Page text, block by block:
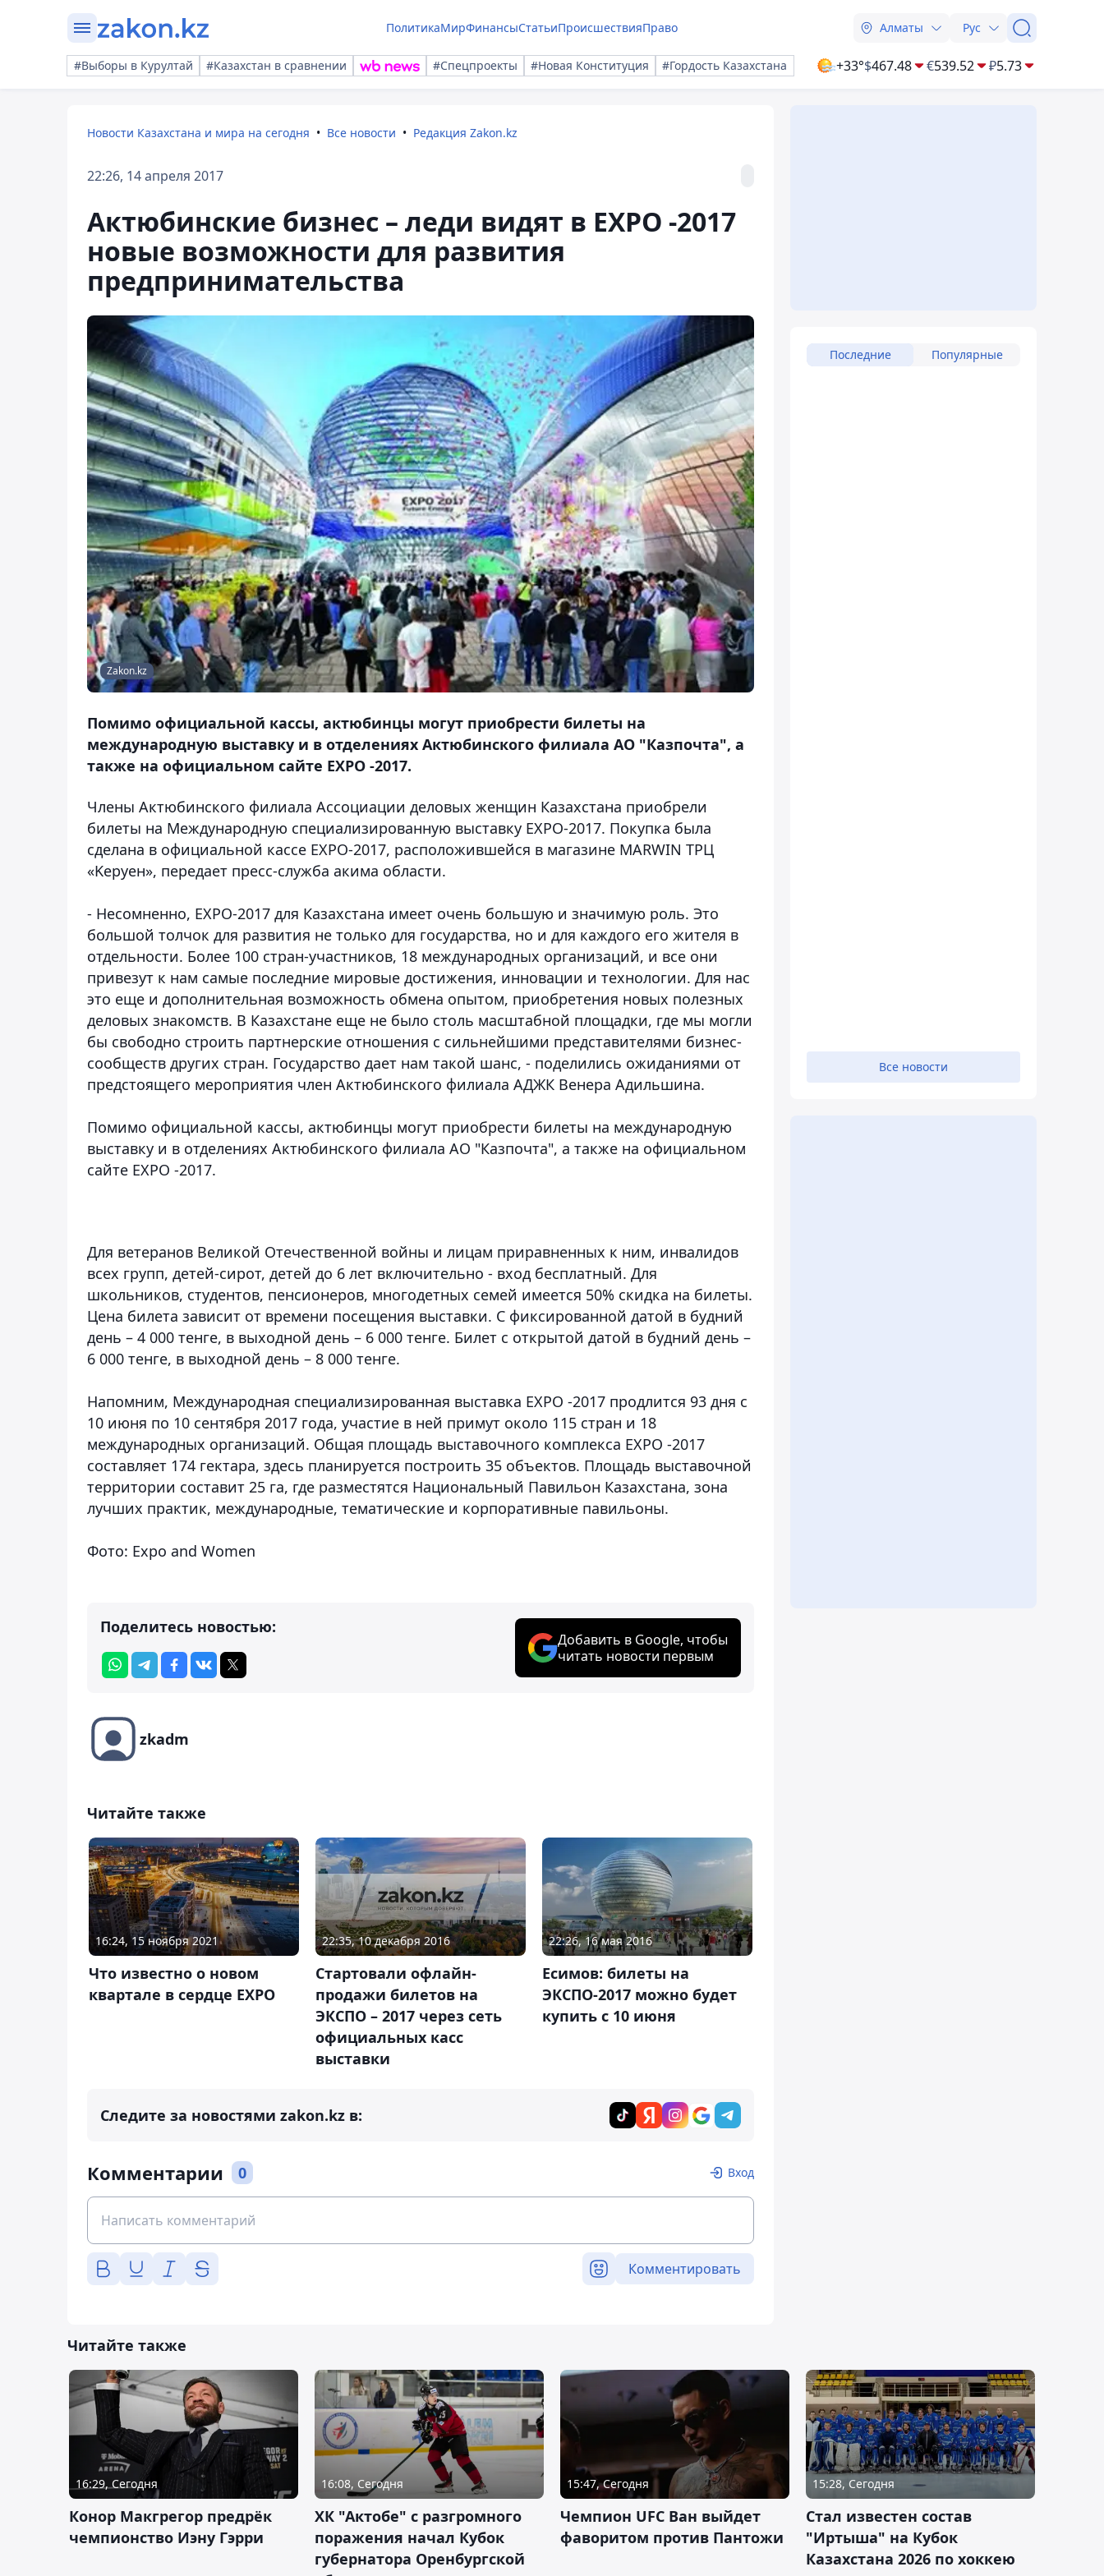
ПолитикаМирФинансыСтатьиПроисшествияПраво Алматы Рус
#Выборы в Курултай #Казахстан в сравнении #Спецпроекты #Новая Конституция #Гордость Казахстана +33°$467.48 €539.52 ₽5.73
Новости Казахстана и мира на сегодня Все новости Редакция Zakon.kz
22:26, 14 апреля 2017
Актюбинские бизнес – леди видят в EXPO -2017
новые возможности для развития
предпринимательства
Zakon.kz
Помимо официальной кассы, актюбинцы могут приобрести билеты на
международную выставку и в отделениях Актюбинского филиала АО "Казпочта", а
также на официальном сайте EXPO -2017.
Члены Актюбинского филиала Ассоциации деловых женщин Казахстана приобрели
билеты на Международную специализированную выставку EXPO-2017. Покупка была
сделана в официальной кассе EXPO-2017, расположившейся в магазине MARWIN ТРЦ
«Kеруен», передает пресс-служба акима области.
- Несомненно, EXPO-2017 для Казахстана имеет очень большую и значимую роль. Это
большой толчок для развития не только для государства, но и для каждого его жителя в
отдельности. Более 100 стран-участников, 18 международных организаций, и все они
привезут к нам самые последние мировые достижения, инновации и технологии. Для нас
это еще и дополнительная возможность обмена опытом, приобретения новых полезных
деловых знакомств. В Казахстане еще не было столь масштабной площадки, где мы могли
бы свободно строить партнерские отношения с сильнейшими представителями бизнес-
сообществ других стран. Государство дает нам такой шанс, - поделились ожиданиями от
предстоящего мероприятия член Актюбинского филиала АДЖК Венера Адильшина.
Помимо официальной кассы, актюбинцы могут приобрести билеты на международную
выставку и в отделениях Актюбинского филиала АО "Казпочта", а также на официальном
сайте EXPO -2017.
Для ветеранов Великой Отечественной войны и лицам приравненных к ним, инвалидов
всех групп, детей-сирот, детей до 6 лет включительно - вход бесплатный. Для
школьников, студентов, пенсионеров, многодетных семей имеется 50% скидка на билеты.
Цена билета зависит от времени посещения выставки. С фиксированной датой в будний
день – 4 000 тенге, в выходной день – 6 000 тенге. Билет с открытой датой в будний день –
6 000 тенге, в выходной день – 8 000 тенге.
Напомним, Международная специализированная выставка EXPO -2017 продлится 93 дня с
10 июня по 10 сентября 2017 года, участие в ней примут около 115 стран и 18
международных организаций. Общая площадь выставочного комплекса EXPO -2017
составляет 174 гектара, здесь планируется построить 35 объектов. Площадь выставочной
территории составит 25 га, где разместятся Национальный Павильон Казахстана, зона
лучших практик, международные, тематические и корпоративные павильоны.
Фото: Expo and Women
Поделитесь новостью:
Добавить в Google, чтобы
читать новости первым
zkadm
Читайте также
16:24, 15 ноября 2021
Что известно о новом
квартале в сердце EXPO
22:35, 10 декабря 2016
Стартовали офлайн-
продажи билетов на
ЭКСПО – 2017 через сеть
официальных касс
выставки
22:26, 16 мая 2016
Есимов: билеты на
ЭКСПО-2017 можно будет
купить с 10 июня
Следите за новостями zakon.kz в:
Комментарии 0 Вход
Комментировать
Последние Популярные
Все новости
Читайте также
16:29, Сегодня
Конор Макгрегор предрёк
чемпионство Иэну Гэрри
16:08, Сегодня
ХК "Актобе" с разгромного
поражения начал Кубок
губернатора Оренбургской
15:47, Сегодня
Чемпион UFC Ван выйдет
фаворитом против Пантожи
15:28, Сегодня
Стал известен состав
"Иртыша" на Кубок
Казахстана 2026 по хоккею